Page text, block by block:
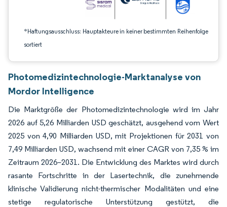
*Haftungsausschluss: Hauptakteure in keiner bestimmten Reihenfolge
sortiert
Photomedizintechnologie-Marktanalyse von
Mordor Intelligence
Die Marktgröße der Photomedizintechnologie wird im Jahr
2026 auf 5,26 Milliarden USD geschätzt, ausgehend vom Wert
2025 von 4,90 Milliarden USD, mit Projektionen für 2031 von
7,49 Milliarden USD, wachsend mit einer CAGR von 7,35 % im
Zeitraum 2026–2031. Die Entwicklung des Marktes wird durch
rasante Fortschritte in der Lasertechnik, die zunehmende
klinische Validierung nicht-thermischer Modalitäten und eine
stetige regulatorische Unterstützung gestützt, die